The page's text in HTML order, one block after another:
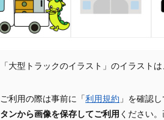
「大型トラックのイラスト」のイラスト
ご利用の際は事前に「 利用規約 」を確認
タンから画像を保存してご利用 ください